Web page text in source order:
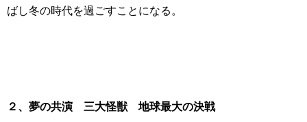
ばし冬の時代を過ごすことになる。
２、夢の共演 三大怪獣 地球最大の決戦